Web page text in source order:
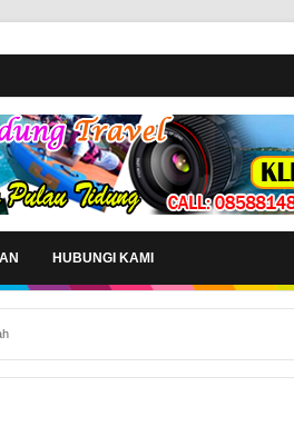
HUBUNGI KAMI